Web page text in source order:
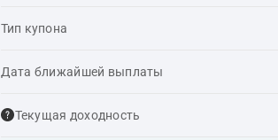
Тип купона
Дата ближайшей выплаты
Текущая доходность